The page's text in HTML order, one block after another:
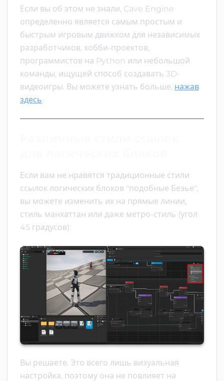
Если вы об этом не знали, Cave Engine
определенно является самым простым и
быстрым игровым движком для независимых
разработчиков, хобби-проектов,
программистов на Python или небольшой
команды, ищущей способ создавать 3D-
видеоигры. Вы можете узнать больше, нажав
здесь.
Если вам не нравятся традиционные стили
ссылок логических блоков "подобные Безье",
вы можете изменить их на прямые линии,
стиль манхаттан или даже метро-стиль (угол
45 градусов):
Вы решаете. Это всего лишь визуальная
настройка, поэтому она не повлияет на